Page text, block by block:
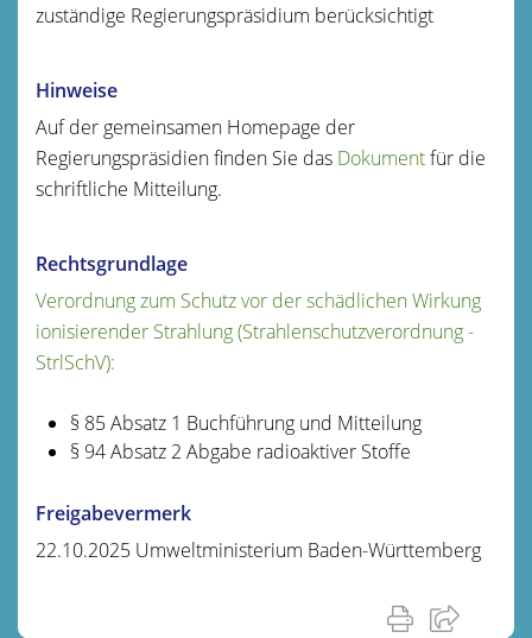
zuständige Regierungspräsidium berücksichtigt
Hinweise
Auf der gemeinsamen Homepage der
Regierungspräsidien finden Sie das Dokumentfür die
schriftliche Mitteilung.
Rechtsgrundlage
Verordnung zum Schutz vor der schädlichen Wirkung
ionisierender Strahlung (Strahlenschutzverordnung -
StrlSchV):
§ 85 Absatz 1 Buchführung und Mitteilung
§ 94 Absatz 2 Abgabe radioaktiver Stoffe
Freigabevermerk
22.10.2025 Umweltministerium Baden-Württemberg